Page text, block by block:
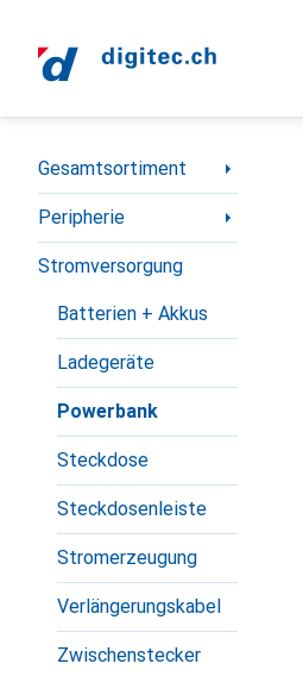
Navigation nach Kategorien
Gesamtsortiment
Peripherie
Stromversorgung
Batterien + Akkus
Ladegeräte
Powerbank
Steckdose
Steckdosenleiste
Stromerzeugung
Verlängerungskabel
Zwischenstecker